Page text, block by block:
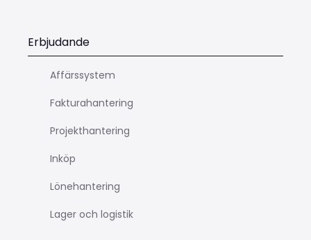
Erbjudande
Affärssystem
Fakturahantering
Projekthantering
Inköp
Lönehantering
Lager och logistik